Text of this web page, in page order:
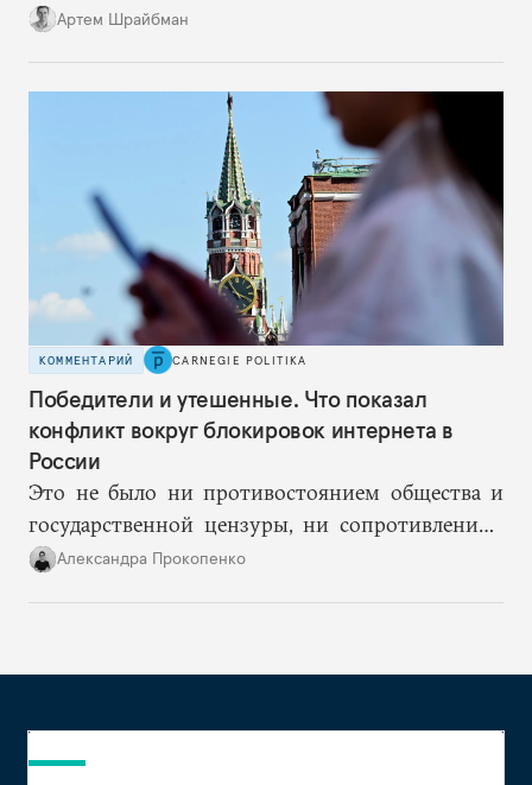
вероятный сценарий будущего, где Минск все
надежность России как гаранта слабеет.
Артем Шрайбман
КОММЕНТАРИЙ CARNEGIE POLITIKA
Победители и утешенные. Что показал
конфликт вокруг блокировок интернета в
России
Это не было ни противостоянием общества и
государственной цензуры, ни сопротивлением
усилению репрессий. Столкнулись две
Александра Прокопенко